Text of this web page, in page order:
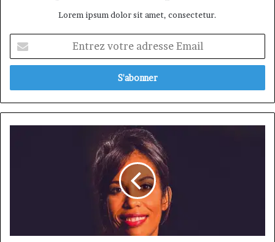
Lorem ipsum dolor sit amet, consectetur.
votre
adresse
sous